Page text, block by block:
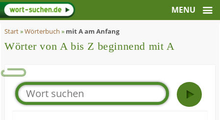
Start»Wörterbuch » mit A am Anfang
Wörter von A bis Z beginnend mit A